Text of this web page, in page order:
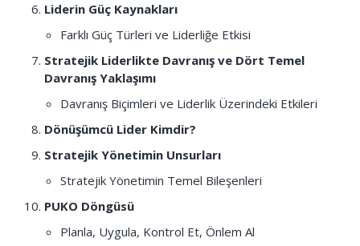
Liderin Güç Kaynakları
Farklı Güç Türleri ve Liderliğe Etkisi
Stratejik Liderlikte Davranış ve Dört Temel
Davranış Yaklaşımı
Davranış Biçimleri ve Liderlik Üzerindeki Etkileri
Dönüşümcü Lider Kimdir?
Stratejik Yönetimin Unsurları
Stratejik Yönetimin Temel Bileşenleri
PUKO Döngüsü
Planla, Uygula, Kontrol Et, Önlem Al